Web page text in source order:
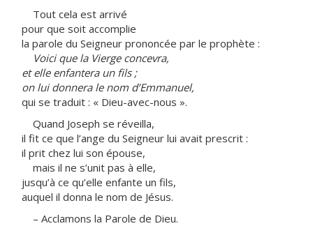
Tout cela est arrivé
pour que soit accomplie
la parole du Seigneur prononcée par le prophète :
Voici que la Vierge concevra,
et elle enfantera un fils ;
on lui donnera le nom d’Emmanuel,
qui se traduit : « Dieu-avec-nous ».
Quand Joseph se réveilla,
il fit ce que l’ange du Seigneur lui avait prescrit :
il prit chez lui son épouse,
mais il ne s’unit pas à elle,
jusqu’à ce qu’elle enfante un fils,
auquel il donna le nom de Jésus.
– Acclamons la Parole de Dieu.